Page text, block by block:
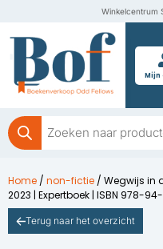
inhoud
Winkelcentrum
Mijn
Producten
zoeken
Home / non-fictie / Wegwijs in
2023 | Expertboek | ISBN 978-
Terug naar het overzicht